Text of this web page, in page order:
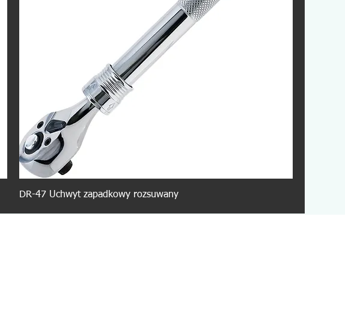
DR-47 Uchwyt zapadkowy rozsuwany